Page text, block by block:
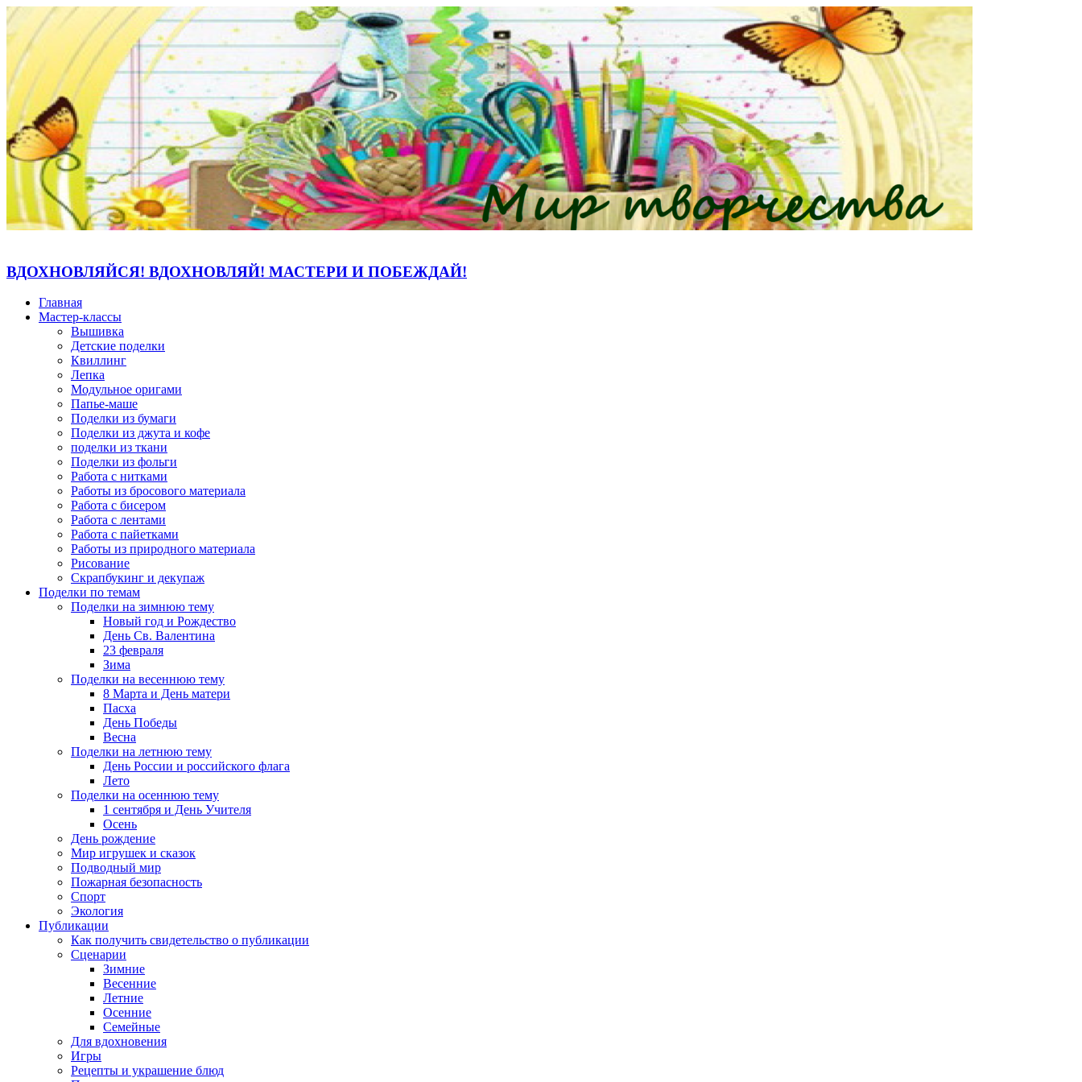
ВДОХНОВЛЯЙСЯ! ВДОХНОВЛЯЙ! МАСТЕРИ И ПОБЕЖДАЙ!
Главная
Мастер-классы
Вышивка
Детские поделки
Квиллинг
Лепка
Модульное оригами
Папье-маше
Поделки из бумаги
Поделки из джута и кофе
поделки из ткани
Поделки из фольги
Работа с нитками
Работы из бросового материала
Работа с бисером
Работа с лентами
Работа с пайетками
Работы из природного материала
Рисование
Скрапбукинг и декупаж
Поделки по темам
Поделки на зимнюю тему
Новый год и Рождество
День Св. Валентина
23 февраля
Зима
Поделки на весеннюю тему
8 Марта и День матери
Пасха
День Победы
Весна
Поделки на летнюю тему
День России и российского флага
Лето
Поделки на осеннюю тему
1 сентября и День Учителя
Осень
День рождение
Мир игрушек и сказок
Подводный мир
Пожарная безопасность
Спорт
Экология
Публикации
Как получить свидетельство о публикации
Сценарии
Зимние
Весенние
Летние
Осенние
Семейные
Для вдохновения
Игры
Рецепты и украшение блюд